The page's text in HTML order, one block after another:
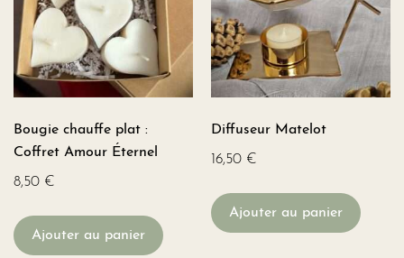
Bougie chauffe plat :
Coffret Amour Éternel
8,50 €
Ajouter au panier
Diffuseur Matelot
16,50 €
Ajouter au panier